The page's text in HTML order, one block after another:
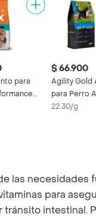
para
Pollo
$ 66.900
Agility Gold
para Perro
Raza Grande
22.30/g
las
para